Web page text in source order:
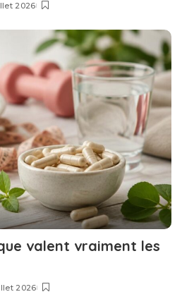
2026
valent vraiment les
2026